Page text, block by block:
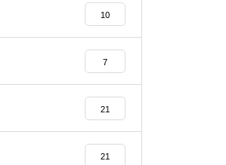
10
7
21
21